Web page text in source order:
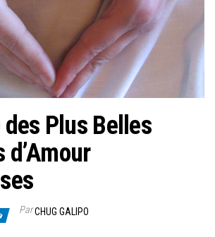
des Plus Belles
d’Amour
ParCHUG GALIPO